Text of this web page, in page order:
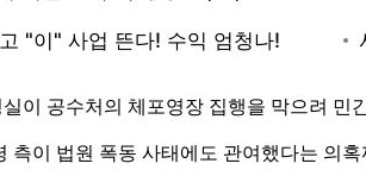
이 공수처의 체포영장 집행을 막으려 민
측이 법원 폭동 사태에도 관여했다는 의